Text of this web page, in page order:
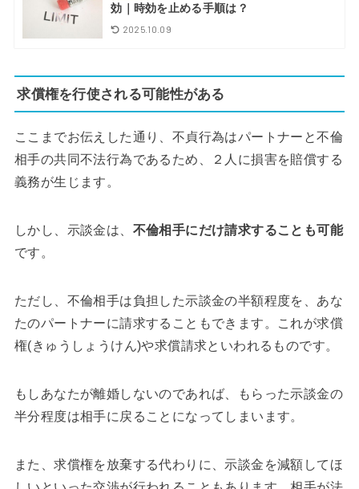
効｜時効を止める手順は？
2025.10.09
求償権を行使される可能性がある
ここまでお伝えした通り、不貞行為はパートナーと不倫
相手の共同不法行為であるため、２人に損害を賠償する
義務が生じます。
しかし、示談金は、 不倫相手にだけ請求することも可能
です。
ただし、不倫相手は負担した示談金の半額程度を、あな
たのパートナーに請求することもできます。これが求償
権(きゅうしょうけん)や求償請求といわれるものです。
もしあなたが離婚しないのであれば、もらった示談金の
半分程度は相手に戻ることになってしまいます。
また、求償権を放棄する代わりに、示談金を減額してほ